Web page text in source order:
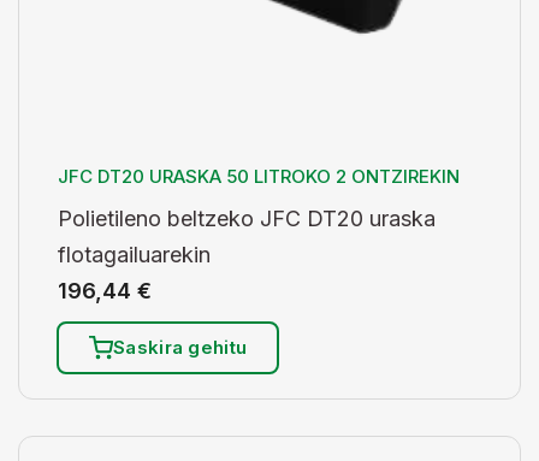
JFC DT20 URASKA 50 LITROKO 2 ONTZIREKIN
Polietileno beltzeko JFC DT20 uraska
flotagailuarekin
196,44 €
Saskira gehitu